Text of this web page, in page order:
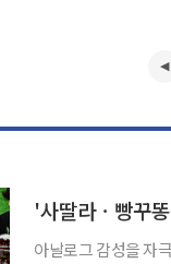
'사딸라ㆍ빵꾸
아날로그 감성을 자극하는